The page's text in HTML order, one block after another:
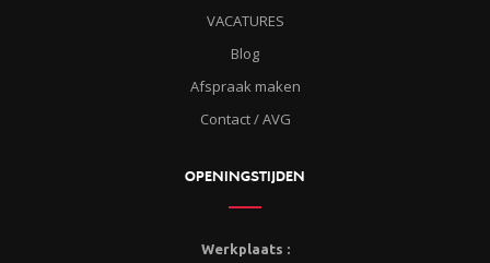
VACATURES
Blog
Afspraak maken
Contact / AVG
OPENINGSTIJDEN
Werkplaats :